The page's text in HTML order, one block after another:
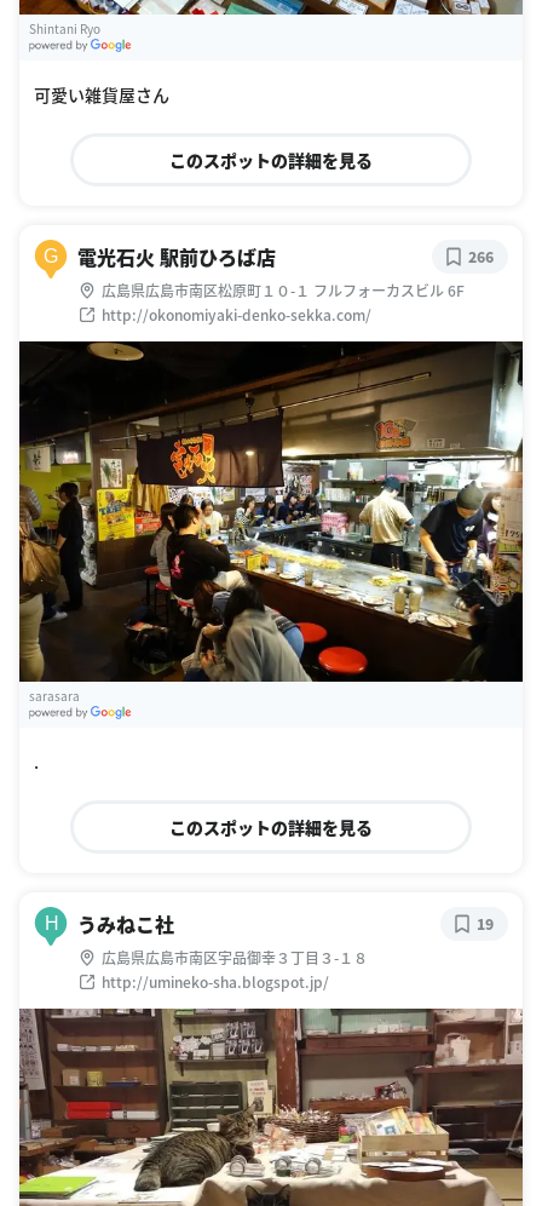
Shintani Ryo
可愛い雑貨屋さん
このスポットの詳細を見る
G 電光石火 駅前ひろば店
広島県広島市南区松原町１０-１ フルフォーカスビル 6F
http://okonomiyaki-denko-sekka.com/
266
sarasara
.
このスポットの詳細を見る
H うみねこ社
広島県広島市南区宇品御幸３丁目３-１８
http://umineko-sha.blogspot.jp/
19